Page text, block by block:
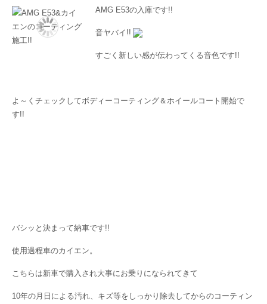
AMG E53の入庫です!!
音ヤバイ!!
すごく新しい感が伝わってくる音色です!!
よ～くチェックしてボディーコーティング＆ホイールコート開始で
す!!
バシッと決まって納車です!!
使用過程車のカイエン。
こちらは新車で購入され大事にお乗りになられてきて
10年の月日による汚れ、キズ等をしっかり除去してからのコーティン